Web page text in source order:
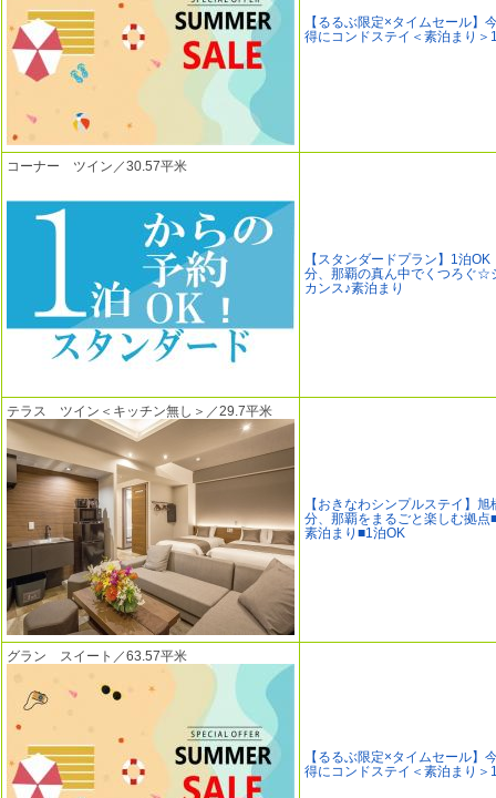
【るるぶ限定×タイムセール】
得にコンドステイ＜素泊まり＞
コーナー ツイン／30.57平米
【スタンダードプラン】1泊OK
分、那覇の真ん中でくつろぐ☆
カンス♪素泊まり
テラス ツイン＜キッチン無し＞／29.7平米
【おきなわシンプルステイ】
分、那覇をまるごと楽しむ拠点
素泊まり■1泊OK
グラン スイート／63.57平米
【るるぶ限定×タイムセール】
得にコンドステイ＜素泊まり＞